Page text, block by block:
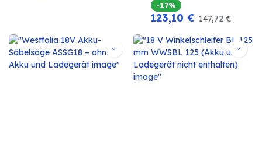
-17%
123,10 € 147,72€